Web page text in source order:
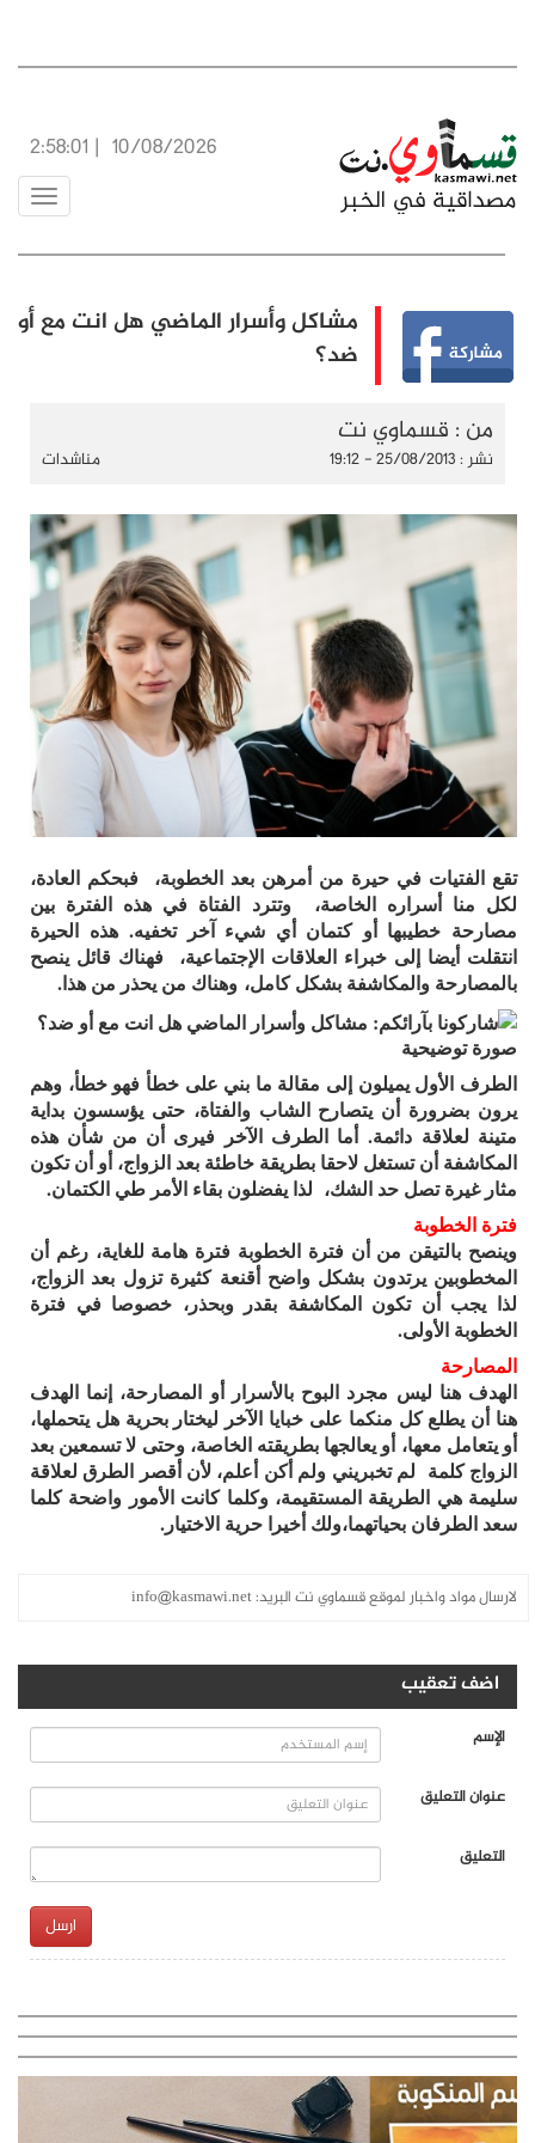
10/08/2026
|
2:58:01
Toggle
مشاكل وأسرار الماضي هل انت مع أو
ضد؟
من : قسماوي نت
نشر : 25/08/2013 - 19:12 مناشدات
تقع الفتيات في حيرة من أمرهن بعد الخطوبة، فبحكم العادة،
لكل منا أسراره الخاصة، وتترد الفتاة في هذه الفترة بين
مصارحة خطيبها أو كتمان أي شيء آخر تخفيه. هذه الحيرة
انتقلت أيضا إلى خبراء العلاقات الإجتماعية، فهناك قائل ينصح
بالمصارحة والمكاشفة بشكل كامل، وهناك من يحذر من هذا.
صورة توضيحية
الطرف الأول يميلون إلى مقالة ما بني على خطأ فهو خطأ، وهم
يرون بضرورة أن يتصارح الشاب والفتاة، حتى يؤسسون بداية
متينة لعلاقة دائمة. أما الطرف الآخر فيرى أن من شأن هذه
المكاشفة أن تستغل لاحقا بطريقة خاطئة بعد الزواج، أو أن تكون
مثار غيرة تصل حد الشك، لذا يفضلون بقاء الأمر طي الكتمان.
فترة الخطوبة
وينصح بالتيقن من أن فترة الخطوبة فترة هامة للغاية، رغم أن
المخطوبين يرتدون بشكل واضح أقنعة كثيرة تزول بعد الزواج،
لذا يجب أن تكون المكاشفة بقدر وبحذر، خصوصا في فترة
الخطوبة الأولى.
المصارحة
الهدف هنا ليس مجرد البوح بالأسرار أو المصارحة، إنما الهدف
هنا أن يطلع كل منكما على خبايا الآخر ليختار بحرية هل يتحملها،
أو يتعامل معها، أو يعالجها بطريقته الخاصة، وحتى لا تسمعين بعد
الزواج كلمة لم تخبريني ولم أكن أعلم، لأن أقصر الطرق لعلاقة
سليمة هي الطريقة المستقيمة، وكلما كانت الأمور واضحة كلما
سعد الطرفان بحياتهما،ولك أخيرا حرية الاختيار.
لارسال مواد واخبار لموقع قسماوي نت البريد:info@kasmawi.net
اضف تعقيب
الإسم
عنوان التعليق
التعليق
ارسل